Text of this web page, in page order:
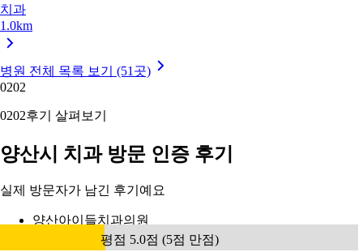
치과
1.0km
병원 전체 목록 보기 (51곳)
0202
0202후기 살펴보기
양산시 치과 방문 인증 후기
실제 방문자가 남긴 후기예요
양산아이들치과의원
평점 5.0점 (5점 만점)